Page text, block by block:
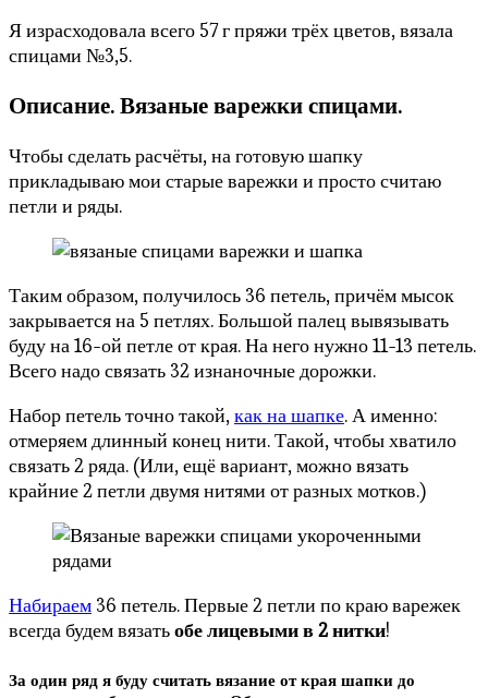
Я израсходовала всего 57 г пряжи трёх цветов, вязала
спицами №3,5.
Описание. Вязаные варежки спицами.
Чтобы сделать расчёты, на готовую шапку
прикладываю мои старые варежки и просто считаю
петли и ряды.
Таким образом, получилось 36 петель, причём мысок
закрывается на 5 петлях. Большой палец вывязывать
буду на 16-ой петле от края. На него нужно 11-13 петель.
Всего надо связать 32 изнаночные дорожки.
Набор петель точно такой,как на шапке. А именно:
отмеряем длинный конец нити. Такой, чтобы хватило
связать 2 ряда. (Или, ещё вариант, можно вязать
крайние 2 петли двумя нитями от разных мотков.)
Набираем 36 петель. Первые 2 петли по краю варежек
всегда будем вязатьобе лицевыми в 2 нитки!
За один ряд я буду считать вязание от края шапки до